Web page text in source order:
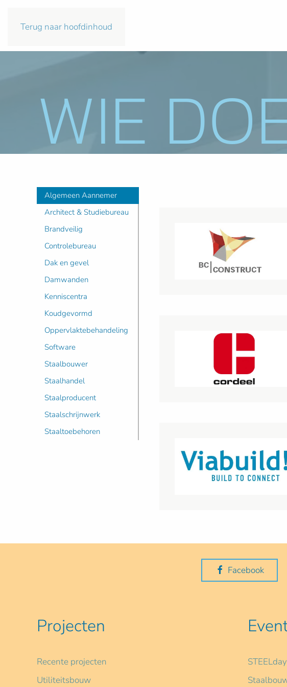
Terug naar hoofdinhoud
WIE
Algemeen Aannemer
Architect & Studiebureau
Brandveilig
Controlebureau
Dak en gevel
Damwanden
Kenniscentra
Koudgevormd
Oppervlaktebehandeling
Software
Staalbouwer
Staalhandel
Staalproducent
Staalschrijnwerk
Staaltoebehoren
Facebook
Projecten
Recente projecten
Utiliteitsbouw